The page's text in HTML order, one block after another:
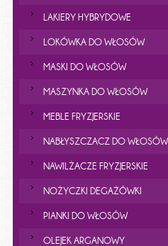
LAKIERY HYBRYDOWE
LOKÓWKA DO WŁOSÓW
MASKI DO WŁOSÓW
MASZYNKA DO WŁOSÓW
MEBLE FRYZJERSKIE
NABŁYSZCZACZ DO WŁOSÓW
NAWILŻACZE FRYZJERSKIE
NOŻYCZKI DEGAŻÓWKI
PIANKI DO WŁOSÓW
OLEJEK ARGANOWY